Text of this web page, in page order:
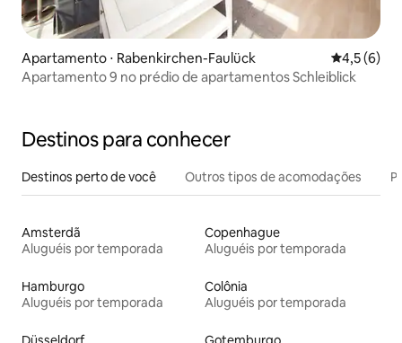
Apartamento ⋅ Rabenkirchen-Faulück 4,5 de
4,5 (6)
Apartamento 9 no prédio de apartamentos Schleiblick
Destinos para conhecer
Destinos perto de você Outros tipos de acomodações
Amsterdã
Aluguéis por temporada
Copenhague
Aluguéis por temporada
Hamburgo
Aluguéis por temporada
Colônia
Aluguéis por temporada